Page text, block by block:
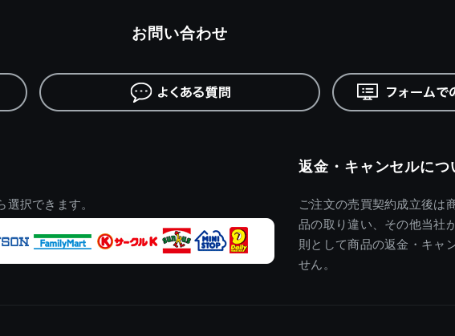
択できます。
返金・キャンセルにつ
ご注文の売買契約成立後は
品の取り違い、その他当社
則として商品の返金・キャ
せん。
お問い合わせ